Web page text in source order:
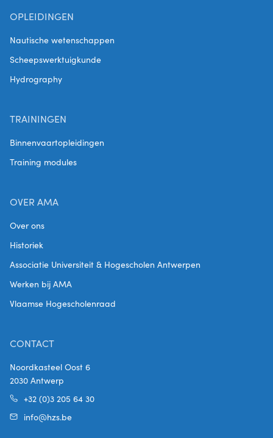
OPLEIDINGEN
Nautische wetenschappen
Scheepswerktuigkunde
Hydrography
TRAININGEN
Binnenvaartopleidingen
Training modules
OVER AMA
Over ons
Historiek
Associatie Universiteit & Hogescholen Antwerpen
Werken bij AMA
Vlaamse Hogescholenraad
CONTACT
Noordkasteel Oost 6
2030 Antwerp
+32 (0)3 205 64 30
info@hzs.be